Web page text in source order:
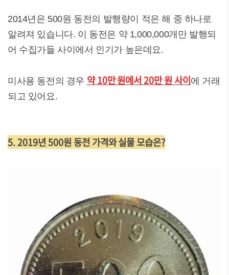
2014년은 500원 동전의 발행량이 적은 해 중 하나로
알려져 있습니다. 이 동전은 약 1,000,000개만 발행되
어 수집가들 사이에서 인기가 높은데요.
미사용 동전의 경우 약 10만 원에서 20만 원 사이에 거래
되고 있어요.
5. 2019년 500원 동전 가격와 실물 모습은?